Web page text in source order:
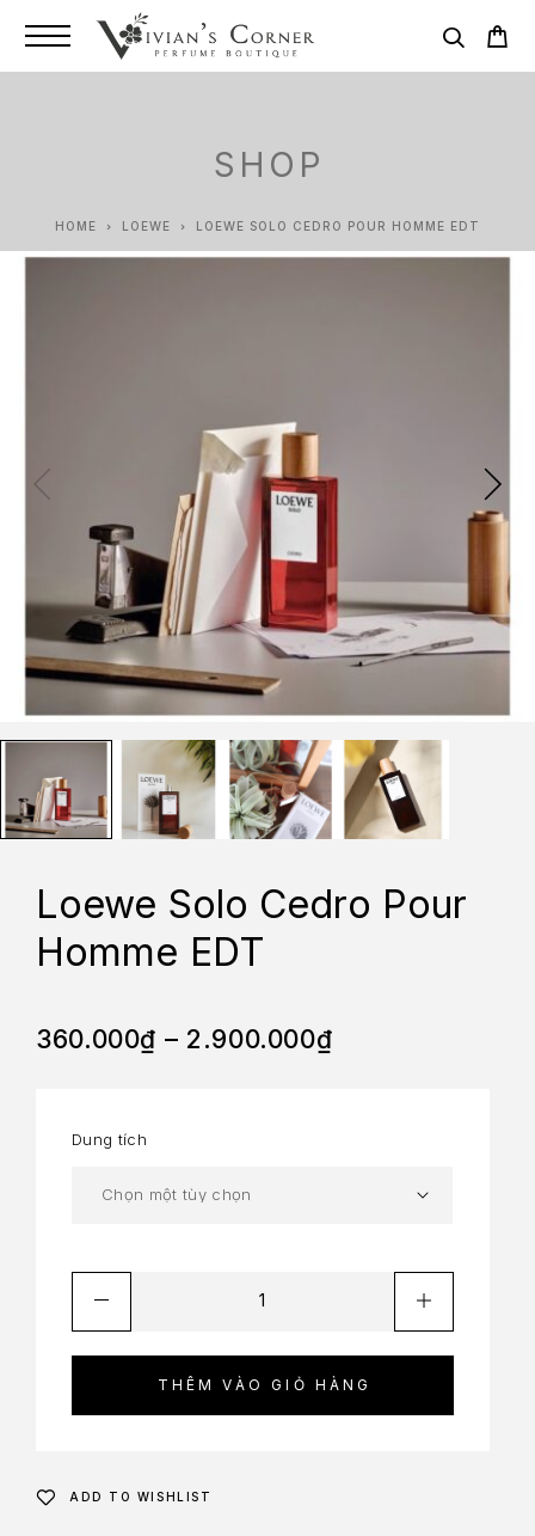
SHOP
HOME LOEWE LOEWE SOLO CEDRO POUR HOMME EDT
Loewe Solo Cedro Pour
Homme EDT
360.000₫ – 2.900.000₫
Dung tích
THÊM VÀO GIỎ HÀNG
ADD TO WISHLIST